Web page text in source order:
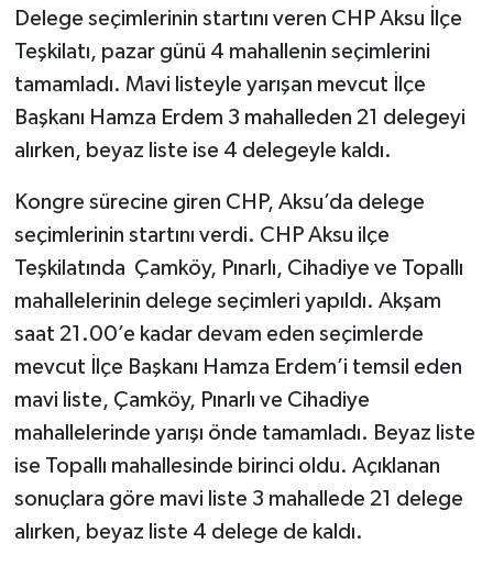
Delege seçimlerinin startını veren CHP Aksu İlçe
Teşkilatı, pazar günü 4 mahallenin seçimlerini
tamamladı. Mavi listeyle yarışan mevcut İlçe
Başkanı Hamza Erdem 3 mahalleden 21 delegeyi
alırken, beyaz liste ise 4 delegeyle kaldı.
Kongre sürecine giren CHP, Aksu’da delege
seçimlerinin startını verdi. CHP Aksu ilçe
Teşkilatında Çamköy, Pınarlı, Cihadiye ve Topallı
mahallelerinin delege seçimleri yapıldı. Akşam
saat 21.00’e kadar devam eden seçimlerde
mevcut İlçe Başkanı Hamza Erdem’i temsil eden
mavi liste, Çamköy, Pınarlı ve Cihadiye
mahallelerinde yarışı önde tamamladı. Beyaz liste
ise Topallı mahallesinde birinci oldu. Açıklanan
sonuçlara göre mavi liste 3 mahallede 21 delege
alırken, beyaz liste 4 delege de kaldı.